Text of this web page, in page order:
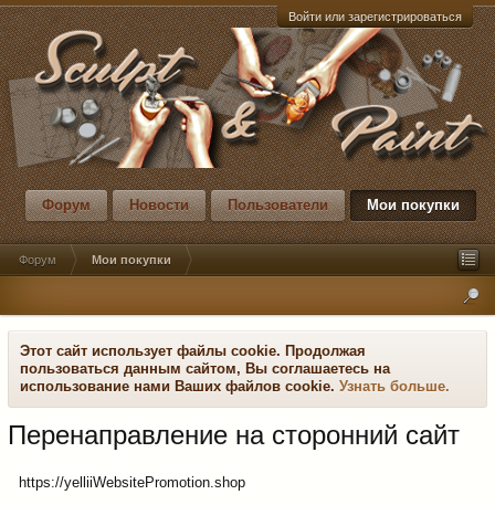
Войти или зарегистрироваться
Форум Новости Пользователи Мои покупки
Форум Мои покупки
Этот сайт использует файлы cookie. Продолжая
пользоваться данным сайтом, Вы соглашаетесь на
использование нами Ваших файлов cookie. Узнать больше.
Перенаправление на сторонний сайт
https://yelliiWebsitePromotion.shop